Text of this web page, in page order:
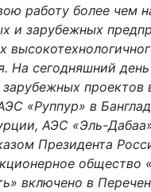
работу более чем
и зарубежных
На сегодняшний
проектов
«Руппур» в
АЭС «Эль-
Президента
общество
включено в